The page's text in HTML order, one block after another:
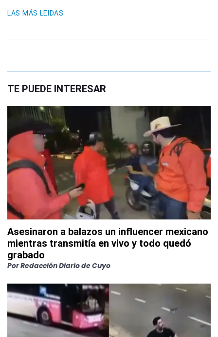
LAS MÁS LEIDAS
TE PUEDE INTERESAR
Asesinaron a balazos un influencer mexicano
mientras transmitía en vivo y todo quedó
grabado
PorRedacción Diario de Cuyo